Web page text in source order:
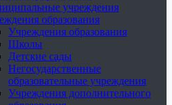
учреждения
образования
Учреждения образования
Школы
Детские сады
Негосударственные
образовательные учреждения
Учреждения дополнительного